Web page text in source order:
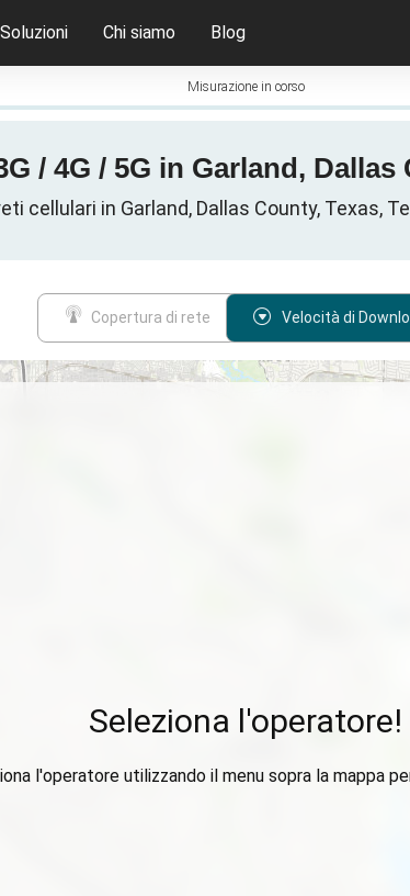
Soluzioni Chi siamo Blog
Misurazione in corso
/ 4G / 5G in Garland,
cellulari in Garland, Dallas County, Texas,
Copertura di rete Velocità di
Seleziona l'operatore!
l'operatore utilizzando il menu sopra la mappa